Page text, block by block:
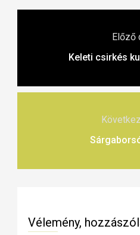
Előző
Keleti csirkés
Vélemény,